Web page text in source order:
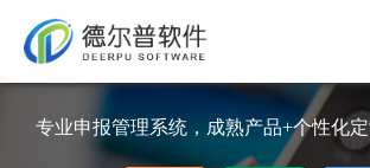
专业申报管理系统，成熟产品+个性化